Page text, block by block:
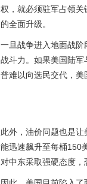
权，就必须驻军占领
的全面升级。
一旦战争进入地面战
战斗力。如果美国陆
普难以向选民交代，美
此外，油价问题也是
能迅速飙升至每桶150
对中东采取强硬态度，